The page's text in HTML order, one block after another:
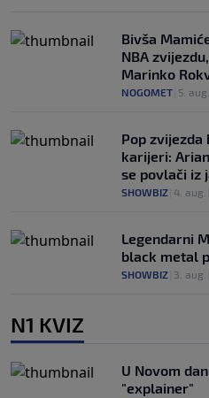
Bivša
NBA
Marinko
NOGOMET 5. aug.
Pop zvijezda
karijeri:
se povlači iz
SHOWBIZ 4. aug.
Legendarni
black metal
SHOWBIZ 3. aug.
N1 KVIZ
U Novom
"explainer"